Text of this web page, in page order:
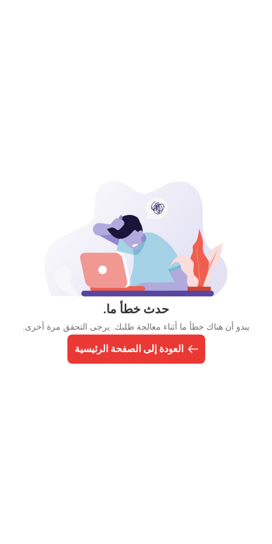
حدث خطأ ما.
يبدو أن هناك خطأ ما أثناء معالجة طلبك. يرجى التحقق مرة أخرى.
العودة إلى الصفحة الرئيسية